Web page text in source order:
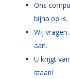
Ons
bijna op is.
Wij vragen
aan.
U krijgt
staan!